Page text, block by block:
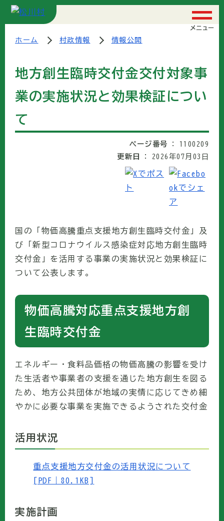
メニュー
ホーム 村政情報 情報公開
地方創生臨時交付金交付対象事
業の実施状況と効果検証につい
て
ページ番号
1100209
更新日
2026年07月03日
国の「物価高騰重点支援地方創生臨時交付金」及
び「新型コロナウイルス感染症対応地方創生臨時
交付金」を活用する事業の実施状況と効果検証に
ついて公表します。
物価高騰対応重点支援地方創
生臨時交付金
エネルギー・食料品価格の物価高騰の影響を受け
た生活者や事業者の支援を通じた地方創生を図る
ため、地方公共団体が地域の実情に応じてきめ細
やかに必要な事業を実施できるようされた交付金
活用状況
重点支援地方交付金の活用状況について
[PDF｜80.1KB]
実施計画